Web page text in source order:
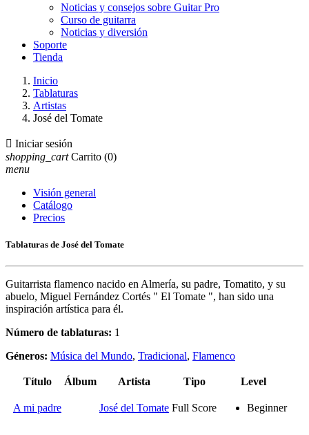
Noticias y consejos sobre Guitar Pro
Curso de guitarra
Noticias y diversión
Soporte
Tienda
Inicio
Tablaturas
Artistas
José del Tomate
 Iniciar sesión
shopping_cart Carrito (0)
menu
Visión general
Catálogo
Precios
Tablaturas de José del Tomate
Guitarrista flamenco nacido en Almería, su padre, Tomatito, y su
abuelo, Miguel Fernández Cortés " El Tomate ", han sido una
inspiración artística para él.
Número de tablaturas: 1
Géneros: Música del Mundo, Tradicional, Flamenco
Título Álbum Artista Tipo Level
A mi padre José del Tomate Full Score Beginner